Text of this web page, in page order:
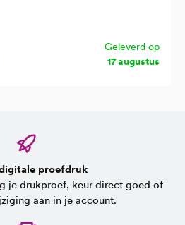
Geleverd op
17 augustus
proefdruk
je drukproef, keur direct goed of
aan in je account.